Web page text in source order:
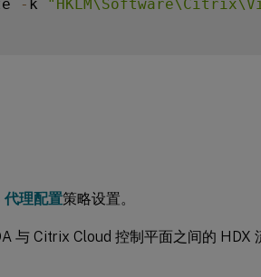
- k
理配置策略设置。
与 Citrix Cloud 控制平面之间的 HDX